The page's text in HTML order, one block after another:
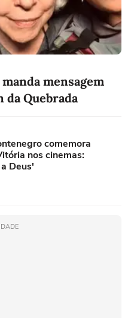
mensagem
da Quebrada
comemora
nos cinemas:
Deus'